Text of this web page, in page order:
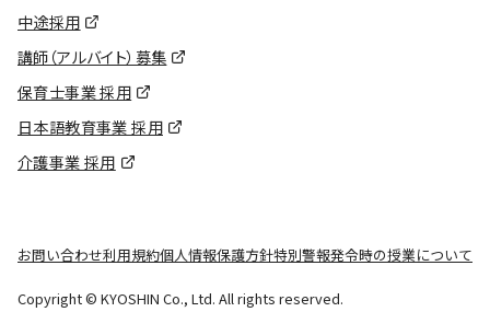
中途採用
講師（アルバイト）募集
保育士事業 採用
日本語教育事業 採用
介護事業 採用
お問い合わせ利用規約個人情報保護方針特別警報発令時の授業について
Copyright © KYOSHIN Co., Ltd. All rights reserved.